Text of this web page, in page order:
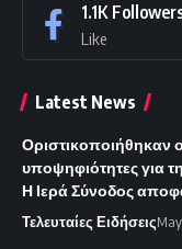
1.1K
Like
Latest News
Οριστικοποιήθηκαν
υποψηφιότητες για
Η Ιερά Σύνοδος
Τελευταίες Ειδήσεις